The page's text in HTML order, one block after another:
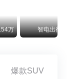
万 智电出行
爆款SUV